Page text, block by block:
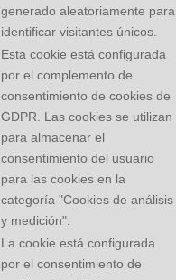
generado aleatoriamente para
identificar visitantes únicos.
Esta cookie está configurada
por el complemento de
consentimiento de cookies de
GDPR. Las cookies se utilizan
para almacenar el
consentimiento del usuario
para las cookies en la
categoría "Cookies de análisis
y medición".
La cookie está configurada
por el consentimiento de